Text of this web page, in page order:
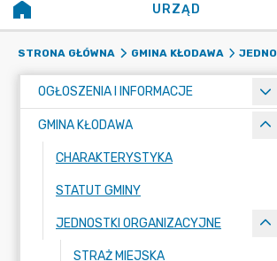
URZĄD
STRONA GŁÓWNA GMINA KŁODAWA
OGŁOSZENIA I INFORMACJE
GMINA KŁODAWA
CHARAKTERYSTYKA
STATUT GMINY
JEDNOSTKI ORGANIZACYJNE
STRAŻ MIEJSKA